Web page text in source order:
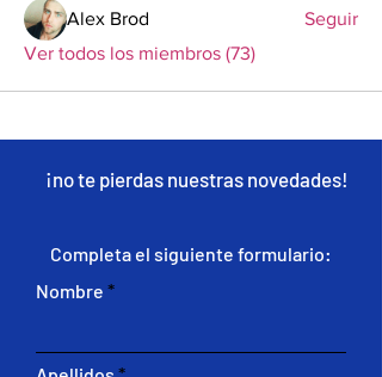
Alex Brod
Seguir
Ver todos los miembros (73)
¡no te pierdas nuestras novedades!
Completa el siguiente formulario:
Nombre